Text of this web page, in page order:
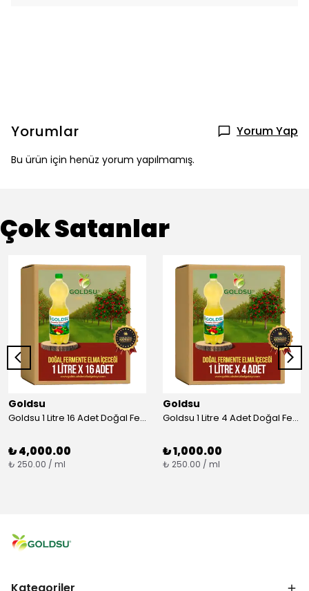
Yorumlar Yorum Yap
Bu ürün için henüz yorum yapılmamış.
Çok Satanlar
Goldsu
Goldsu 1 Litre 16 Adet Doğal Fermente Elma İçeceği
₺ 4,000.00
₺ 250.00 / ml
Goldsu
Goldsu 1 Litre 4 Adet Doğal Fermente Elma İçeceği
₺ 1,000.00
₺ 250.00 / ml